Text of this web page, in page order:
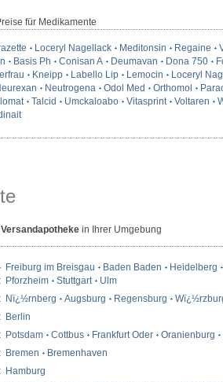
für Medikamente
Loceryl Nagellack Meditonsin Regaine
Basis Ph Conisan A Deumavan Dona 750
Kneipp Labello Lip Lemocin Loceryl
Neutrogena Odol Med Orthomol
Talcid Umckaloabo Vitasprint Voltaren
Versandapotheke in Ihrer Umgebung
:
Freiburg im Breisgau Baden Baden Heidelberg
Pforzheim
Stuttgart
Ulm
: Nï¿½rnberg Augsburg Regensburg
: Berlin
: Potsdam Cottbus Frankfurt Oder Oranienburg
: Bremen
Bremenhaven
: Hamburg